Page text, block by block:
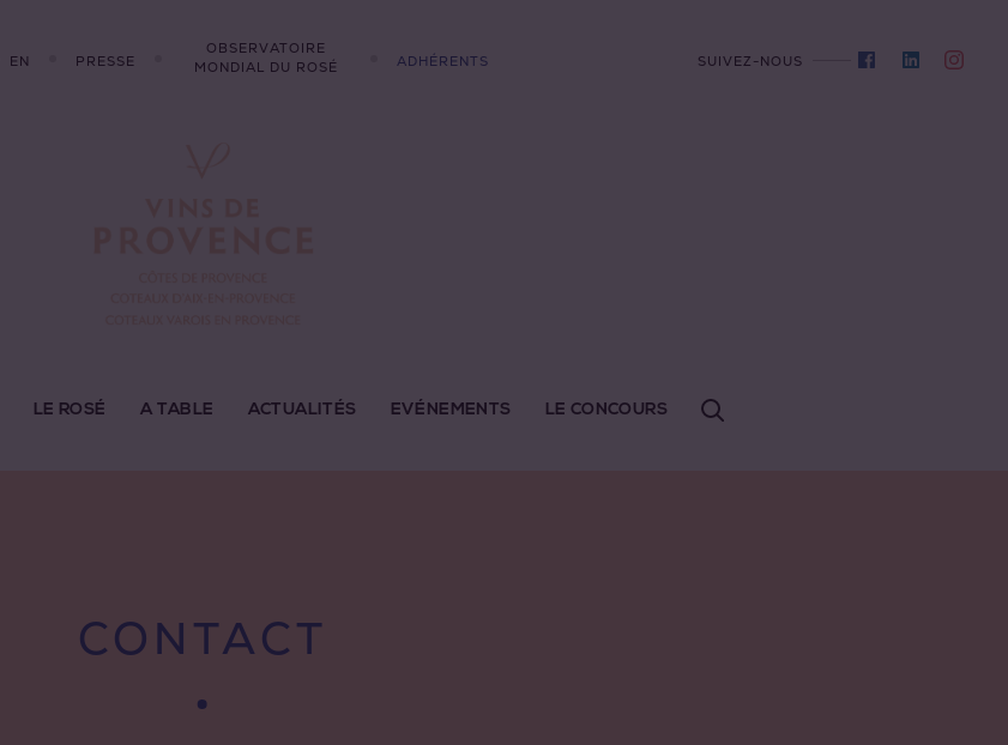
EN PRESSE
OBSERVATOIRE
MONDIAL DU ROSÉ
ADHÉRENTS SUIVEZ-NOUS
LE ROSÉ A TABLE ACTUALITÉS EVÉNEMENTS LE CONCOURS
CONTACT